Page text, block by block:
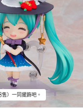
）一同擺飾吧。